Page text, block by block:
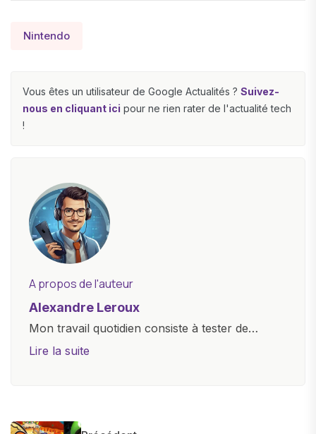
Nintendo
Vous êtes un utilisateur de Google Actualités ? Suivez-
nous en cliquant ici pour ne rien rater de l'actualité tech
!
A propos de l'auteur
Alexandre Leroux
Mon travail quotidien consiste à tester de
nouveaux appareils, à rédiger des critiques
informations précises et pertinentes pour aider
Lire la suite